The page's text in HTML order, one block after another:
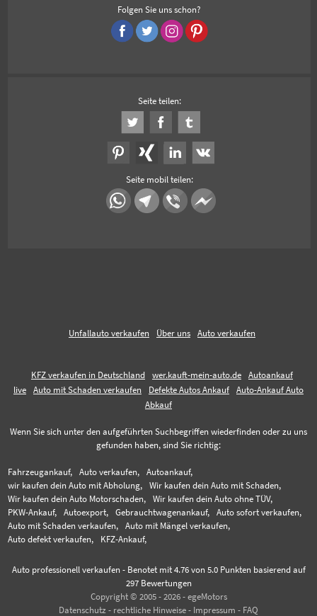
Folgen Sie uns schon?
Seite teilen:
Seite mobil teilen:
Unfallauto verkaufen Über uns Auto verkaufen
KFZ verkaufen in Deutschland wer.kauft-mein-auto.de
Autoankauf
live
Auto mit Schaden verkaufen Defekte Autos Ankauf
Auto-Ankauf Auto
Abkauf
Wenn Sie sich unter den aufgeführten Suchbegriffen wiederfinden oder zu uns
gefunden haben, sind Sie richtig:
Fahrzeugankauf, Auto verkaufen,
Autoankauf,
wir kaufen dein Auto mit Abholung,
Wir kaufen dein Auto mit Schaden,
Wir kaufen dein Auto Motorschaden,
Wir kaufen dein Auto ohne TÜV,
PKW-Ankauf,
Autoexport, Gebrauchtwagenankauf,
Auto sofort verkaufen,
Auto mit Schaden verkaufen,
Auto mit Mängel verkaufen,
Auto defekt verkaufen,
KFZ-Ankauf,
Auto professionell verkaufen- Benotet mit 4.76von 5.0 Punkten basierend auf
297Bewertungen
Copyright © 2005 - 2026 - egeMotors
Datenschutz - rechtliche Hinweise - Impressum - FAQ